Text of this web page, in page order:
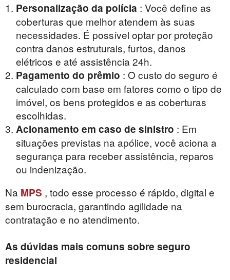
Personalização da polícia : Você define as
coberturas que melhor atendem às suas
necessidades. É possível optar por proteção
contra danos estruturais, furtos, danos
elétricos e até assistência 24h.
Pagamento do prêmio : O custo do seguro é
calculado com base em fatores como o tipo de
imóvel, os bens protegidos e as coberturas
escolhidas.
Acionamento em caso de sinistro : Em
situações previstas na apólice, você aciona a
segurança para receber assistência, reparos
ou indenização.
Na MPS , todo esse processo é rápido, digital e
sem burocracia, garantindo agilidade na
contratação e no atendimento.
As dúvidas mais comuns sobre seguro
residencial